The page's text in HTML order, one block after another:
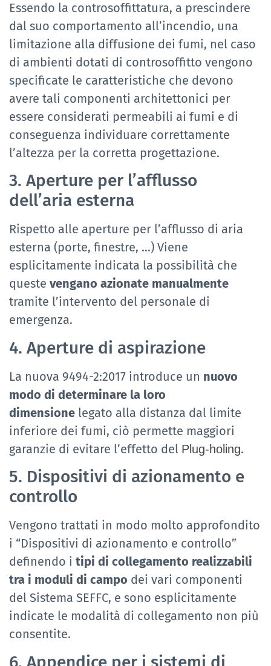
Essendo la controsoffittatura, a prescindere
dal suo comportamento all’incendio, una
limitazione alla diffusione dei fumi, nel caso
di ambienti dotati di controsoffitto vengono
specificate le caratteristiche che devono
avere tali componenti architettonici per
essere considerati permeabili ai fumi e di
conseguenza individuare correttamente
l’altezza per la corretta progettazione.
3. Aperture per l’afflusso
dell’aria esterna
Rispetto alle aperture per l’afflusso di aria
esterna (porte, finestre, …) Viene
esplicitamente indicata la possibilità che
queste vengano azionate manualmente
tramite l’intervento del personale di
emergenza.
4. Aperture di aspirazione
La nuova 9494-2:2017 introduce un nuovo
modo di determinare la loro
dimensione legato alla distanza dal limite
inferiore dei fumi, ciò permette maggiori
garanzie di evitare l’effetto del Plug-holing.
5. Dispositivi di azionamento e
controllo
Vengono trattati in modo molto approfondito
i “Dispositivi di azionamento e controllo”
definendo i tipi di collegamento realizzabili
tra i moduli di campo dei vari componenti
del Sistema SEFFC, e sono esplicitamente
indicate le modalità di collegamento non più
consentite.
6. Appendice per i sistemi di